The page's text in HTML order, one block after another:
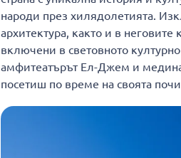
народи през хилядолетията.
архитектура, както и в
включени в световното
амфитеатърът Ел-Джем и
посетиш по време на своята